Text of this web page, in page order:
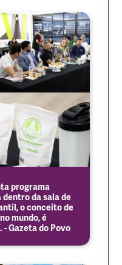
programa
dentro da sala de
o conceito de
mundo, é
- Gazeta do Povo